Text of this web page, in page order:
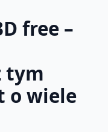
free –
tym
o wiele